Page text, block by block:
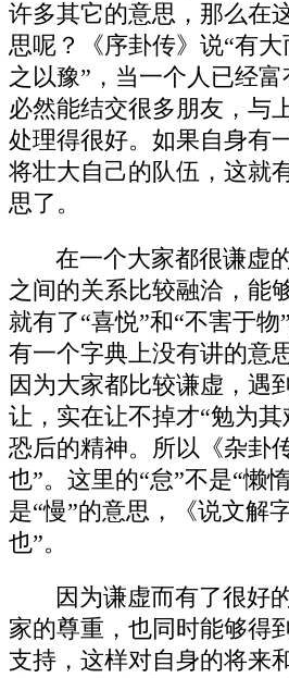
许多其它的意思，那么在
思呢？《序卦传》说“有
之以豫”，当一个人已经富
必然能结交很多朋友，与
处理得很好。如果自身有
将壮大自己的队伍，这就
思了。
在一个大家都很谦虚
之间的关系比较融洽，能
就有了“喜悦”和“不害于
有一个字典上没有讲的意
因为大家都比较谦虚，遇
让，实在让不掉才“勉为
恐后的精神。所以《杂卦
也”。这里的“怠”不是“懒
是“慢”的意思，《说文解
也”。
因为谦虚而有了很好
家的尊重，也同时能够得
支持，这样对自身的将来